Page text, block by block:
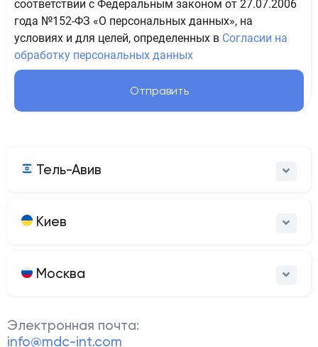
соответствии с Федеральным законом от 27.07.2006
года №152-ФЗ «О персональных данных», на
условиях и для целей, определенных в Согласии на
обработку персональных данных
Отправить
Тель-Авив
Киев
Москва
Электронная почта:
info@mdc-int.com